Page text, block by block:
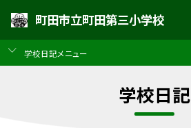
町田市立町田第三小学校
学校日記メニュー
学校日記